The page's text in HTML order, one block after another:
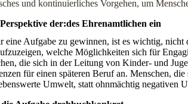
und kontinuierliches Vorgehen, um
der:des Ehrenamtlichen ein
eine Aufgabe zu gewinnen, ist es wichtig,
welche Möglichkeiten sich für
die sich in der Leitung von Kinder- und
für einen späteren Beruf an. Menschen,
Umwelt, statt ohnmächtig negativen